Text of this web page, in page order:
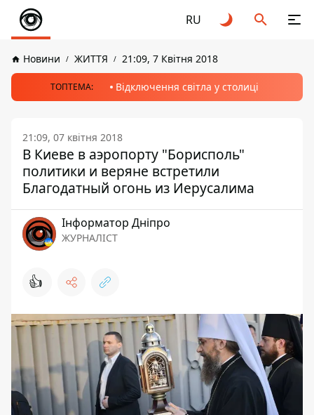
RU
Новини ЖИТТЯ 21:09, 7 Квітня 2018
ТОПТЕМА: Відключення світла у столиці
21:09, 07 квітня 2018
В Киеве в аэропорту "Борисполь"
политики и веряне встретили
Благодатный огонь из Иерусалима
Інформатор Дніпро
ЖУРНАЛІСТ
👍